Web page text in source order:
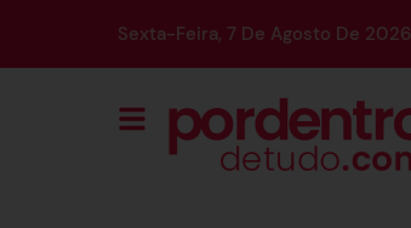
Sexta-Feira, 7 De Agosto De 2026